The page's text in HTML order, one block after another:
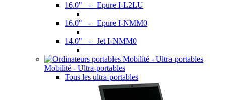
16.0" - Epure I-L2LU
16.0" - Epure I-NMM0
14.0" - Jet I-NMM0
Mobilité - Ultra-portables
Tous les ultra-portables